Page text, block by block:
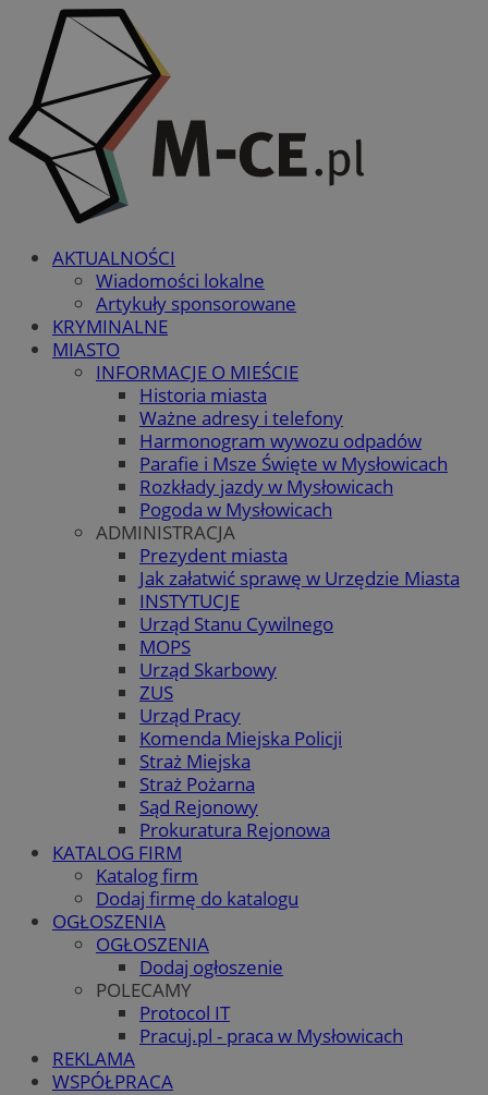
AKTUALNOŚCI
Wiadomości lokalne
Artykuły sponsorowane
KRYMINALNE
MIASTO
INFORMACJE O MIEŚCIE
Historia miasta
Ważne adresy i telefony
Harmonogram wywozu odpadów
Parafie i Msze Święte w Mysłowicach
Rozkłady jazdy w Mysłowicach
Pogoda w Mysłowicach
ADMINISTRACJA
Prezydent miasta
Jak załatwić sprawę w Urzędzie Miasta
INSTYTUCJE
Urząd Stanu Cywilnego
MOPS
Urząd Skarbowy
ZUS
Urząd Pracy
Komenda Miejska Policji
Straż Miejska
Straż Pożarna
Sąd Rejonowy
Prokuratura Rejonowa
KATALOG FIRM
Katalog firm
Dodaj firmę do katalogu
OGŁOSZENIA
OGŁOSZENIA
Dodaj ogłoszenie
POLECAMY
Protocol IT
Pracuj.pl - praca w Mysłowicach
REKLAMA
WSPÓŁPRACA